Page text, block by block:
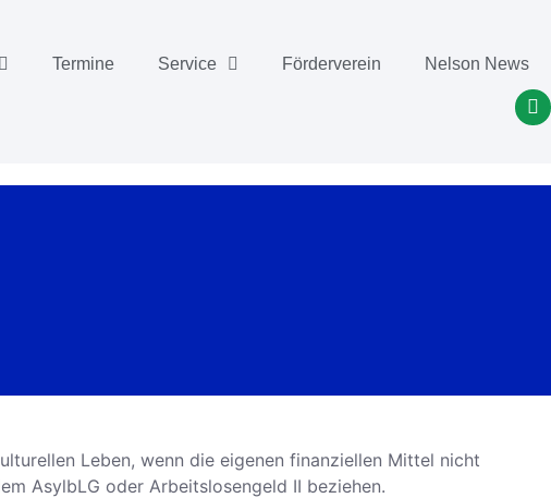
Termine Service Förderverein Nelson News
Leben, wenn die eigenen finanziellen Mittel nicht
AsylbLG oder Arbeitslosengeld II beziehen.